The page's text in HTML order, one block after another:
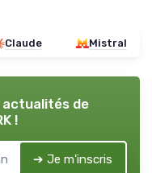
Claude Mistral
actualités de
!
➔ Je m'inscris